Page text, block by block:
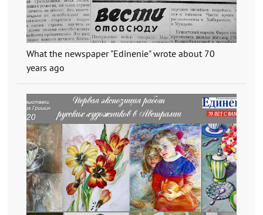
What the newspaper "Edinenie" wrote about 70
years ago